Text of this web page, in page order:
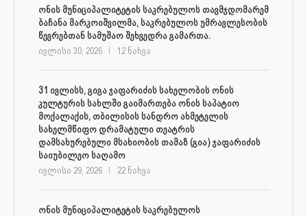
ონის მუნიციპალიტეტის საკრებულოს თავმჯდომარემ
ბაჩანა მარკოიშვილმა, საკრებულოს უმრავლესობის
წევრებთან სამუშაო შეხვედრა გამართა.
ივლისი 30, 2026 12 ნახვა
31 ივლისს, გიგა ჯაფარიძის სახელობის ონის
კულტურის სახლში გაიმართება ონის საპატიო
მოქალაქის, თბილისის სანდრო ახმეტელის
სახელმწიფო დრამატული თეატრის
დამსახურებული მსახიობის თამაზ (გია) ჯაფარიძის
საიუბილეო საღამო
ივლისი 29, 2026 22 ნახვა
ონის მუნიციპალიტეტის საკრებულოს